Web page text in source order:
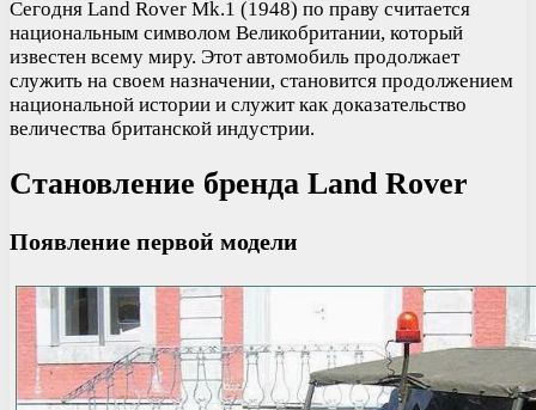
Сегодня Land Rover Mk.1 (1948) по праву считается
национальным символом Великобритании, который
известен всему миру. Этот автомобиль продолжает
служить на своем назначении, становится продолжением
национальной истории и служит как доказательство
величества британской индустрии.
Становление бренда Land Rover
Появление первой модели